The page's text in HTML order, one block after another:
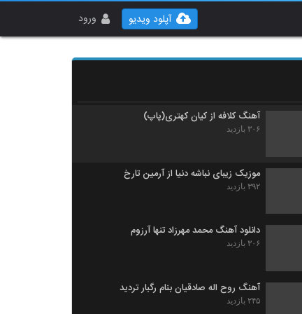
ورود آپلود ویدیو
دانلود آهنگ ابراهیم چاردولی حبس ابد
آهنگ کلافه از کیان کهتری(پاپ)
۳۰۶ بازدید
موزیک زیبای نباشه دنیا از آرمین تارخ
۳۹۲ بازدید
دانلود آهنگ محمد مهرزاد تنها آرزوم
۳۰۶ بازدید
آهنگ روح اله صادقیان بنام رگبار تردید
۲۴۵ بازدید